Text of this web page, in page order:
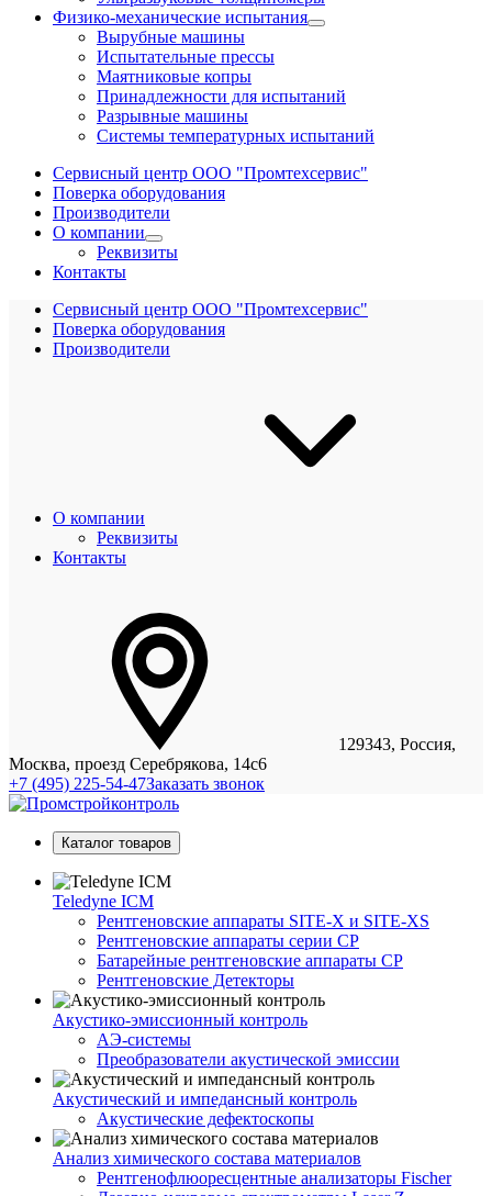
Физико-механические испытания
Вырубные машины
Испытательные прессы
Маятниковые копры
Принадлежности для испытаний
Разрывные машины
Системы температурных испытаний
Сервисный центр ООО "Промтехсервис"
Поверка оборудования
Производители
О компании
Реквизиты
Контакты
Сервисный центр ООО "Промтехсервис"
Поверка оборудования
Производители
О компании
Реквизиты
Контакты
129343, Россия,
Москва, проезд Серебрякова, 14с6
+7 (495) 225-54-47Заказать звонок
Каталог товаров
Teledyne ICM
Рентгеновские аппараты SITE-X и SITE-XS
Рентгеновские аппараты серии CP
Батарейные рентгеновские аппараты CP
Рентгеновские Детекторы
Акустико-эмисcионный контроль
АЭ-системы
Преобразователи акустической эмиссии
Акустический и импедансный контроль
Акустические дефектоскопы
Анализ химического состава материалов
Рентгенофлюоресцентные анализаторы Fischer